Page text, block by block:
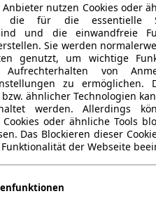
nutzen Cookies oder
die für die essentielle
und die einwandfreie
Sie werden
genutzt, um wichtige
von
zu ermöglichen.
bzw. ähnlicher Technologien
werden. Allerdings
oder ähnliche Tools
Das Blockieren dieser
Funktionalität der Webseite